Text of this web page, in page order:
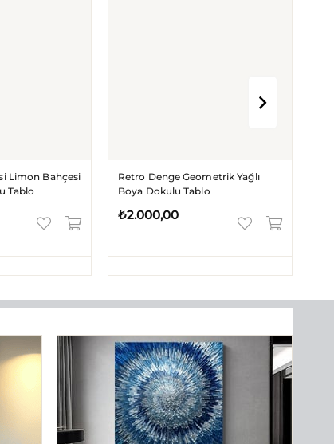
Retro Denge Geometrik Yağlı
Boya Dokulu Tablo
₺2.000,00
Sonsuz Denge
₺2.000,00